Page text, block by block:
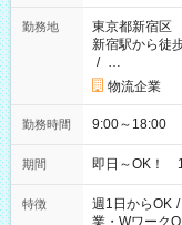
勤務地
東京都新宿区
新宿駅から徒
/ …
物流企業
勤務時間 9:00～18:00
期間 即日～OK！ 1
特徴 週1日からOK /
業・Wワーク